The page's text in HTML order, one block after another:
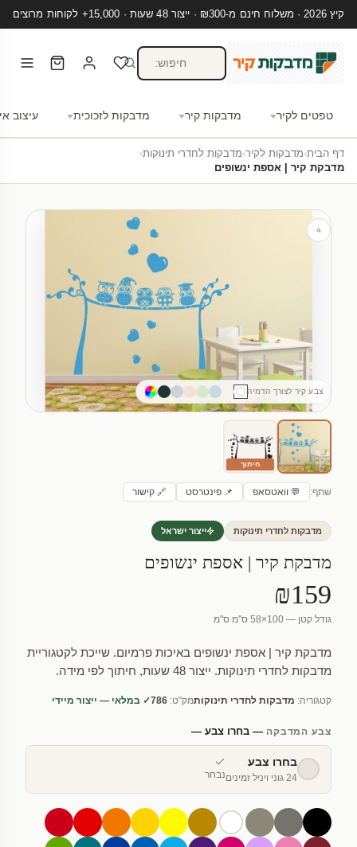
קיץ 2026 · משלוח חינם מ-₪300 · ייצור 48 שעות · 15,000+ לקוחות מרוצים
טפטים לקיר מדבקות קיר מדבקות לזכוכית עיצוב
דף הבית›מדבקות לקיר›מדבקות לחדרי תינוקות›
מדבקת קיר | אספת ינשופים
צבע קיר לצורך הדמיה
חיתוך
שתף: 💬 וואטסאפ 📌 פינטרסט 🔗 קישור
מדבקות לחדרי תינוקות ייצור ישראל
מדבקת קיר | אספת ינשופים
₪159
גודל קטן — 100×58 ס"מ ס"מ
מדבקת קיר | אספת ינשופים באיכות פרמיום. שייכת לקטגוריית
מדבקות לחדרי תינוקות. ייצור 48 שעות, חיתוך לפי מידה.
קטגוריה: מדבקות לחדרי תינוקותמק"ט: 786✓ במלאי — ייצור מיידי
צבע המדבקה— בחרו צבע —
בחרו צבע
24 גוני ויניל זמינים נבחר